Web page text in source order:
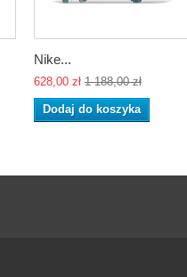
Nike...
628,00 zł 1 188,00 zł
Dodaj do koszyka